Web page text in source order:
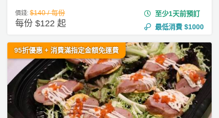
價錢: $140 / 每份
每份 $122 起
至少1天前預訂
最低消費 $1000
95折優惠 + 消費滿指定金額免運費